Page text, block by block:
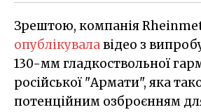
Зрештою, компанія
опублікувалавідео з
130-мм гладкоствольної
російської "Армати", яка
потенційним озброєнням